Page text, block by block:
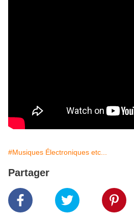
#Musiques Électroniques etc...
Partager